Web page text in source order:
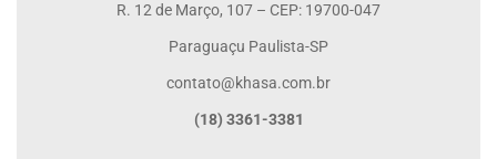
R. 12 de Março, 107 – CEP: 19700-047
Paraguaçu Paulista-SP
contato@khasa.com.br
(18) 3361-3381